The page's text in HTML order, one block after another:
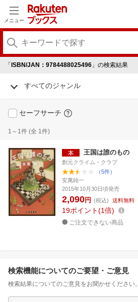
メニュー
「 ISBN/JAN：9784488025496 」の検索結果
すべてのジャンル
セーフサーチ
1～1件 (全 1件)
王国は誰のもの
創元クライム・クラブ
（5件）
安萬純一
2015年10月30日頃発売
2,090円 (税込) 送料無料
19ポイント 1倍
ご注文できない商品
検索機能についてのご要望・ご意見
検索結果についてのご意見をお聞かせください。